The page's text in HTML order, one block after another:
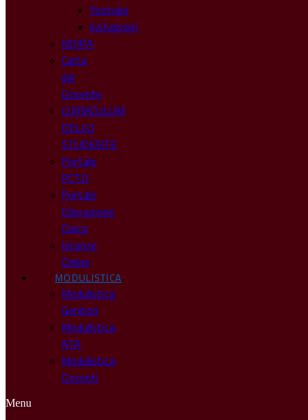
Youtube
Instagram
NOIPA
Carta
del
Docente
CURRICULUM
DELLO
STUDENTE
Portale
PCTO
Portale
Educazione
Civica
Istanze
Online
MODULISTICA
Modulistica
Genitori
Modulistica
ATA
Modulistica
Docenti
Menu